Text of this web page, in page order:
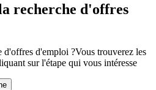
recherche d'offres
d'offres d'emploi ?Vous trouverez les
sur l'étape qui vous intéresse